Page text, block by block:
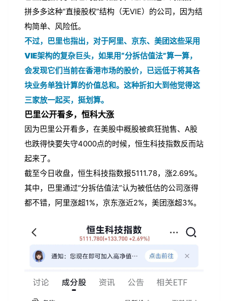
拼多多这种“直接股权”结构（无VIE）的公司，因为结
构简单、风险低。
不过，巴里也指出，对于阿里、京东、美团这些采用
VIE架构的复杂巨头，如果用“分拆估值法”算一算，
会发现它们当前在香港市场的股价，已远低于将其各
块业务单独计算的价值总和。这种折扣大到他觉得这
三家放一起买，挺划算。
巴里公开看多，恒科大涨
因为巴里公开看多，在美股中概股被疯狂抛售、A股
也跌得快要失守4000点的时候，恒生科技指数反而站
起来了。
截至今日收盘，恒生科技指数报5111.78，涨2.69%。
其中，巴里通过“分拆估值法”认为被低估的公司涨得
都不错，阿里涨超1%，京东涨近2%，美团涨超3%。